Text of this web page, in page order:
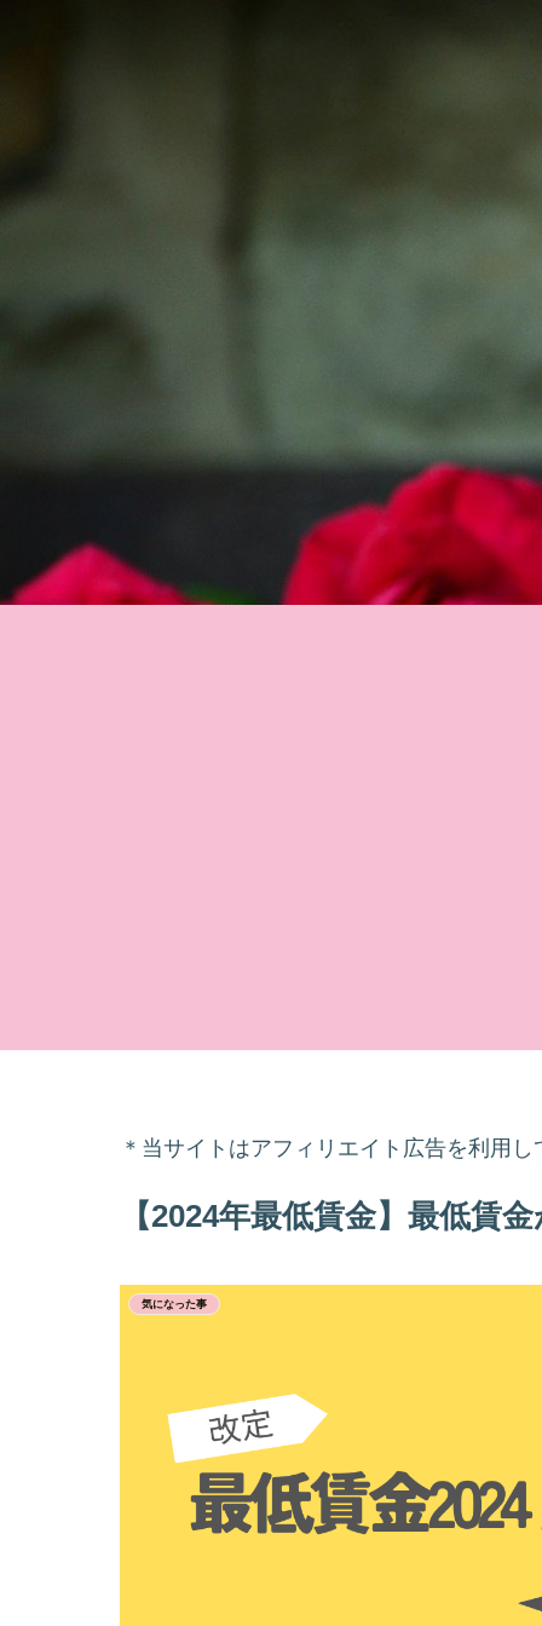
＊当サイトはアフィリエイト広告を利用し
【2024年最低賃金】最低賃
気になった事